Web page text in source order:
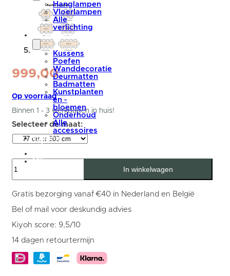
Hanglampen
Vloerlampen
Alle
verlichting
accessoires
Kussens
Poefen
Wanddecoratie
Deurmatten
Badmatten
Kunstplanten
en -
bloemen
Onderhoud
Alle
accessoires
summer
sale
Mijn
999,00
Op voorraad
Binnen 1 - 3 werkdagen in huis!
Eettafel
Arvu
-
Spinpoot
In winkelwagen
Gratis bezorging vanaf €40 in Nederland en België
Bel of mail voor deskundig advies
Kiyoh score: 9,5/10
14 dagen retourtermijn